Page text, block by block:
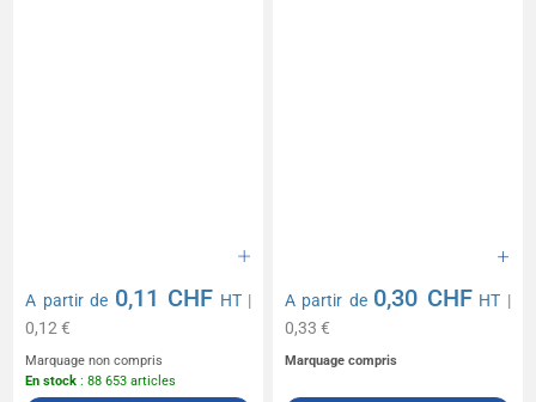
A partir de 0,11 CHF HT|
0,12 €
Marquage non compris
En stock : 88 653 articles
A partir de 0,30 CHF HT |
0,33 €
Marquage compris